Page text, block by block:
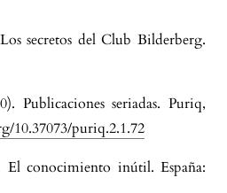
secretos del Club Bilderberg.
Publicaciones seriadas. Puriq,
10.37073/puriq.2.1.72
El conocimiento inútil. España: